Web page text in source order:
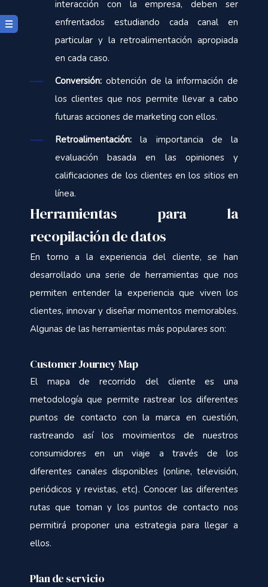
interacción con la empresa, deben ser
enfrentados estudiando cada canal en
particular y la retroalimentación apropiada
en cada caso.
Conversión: obtención de la información de
los clientes que nos permite llevar a cabo
futuras acciones de marketing con ellos.
Retroalimentación: la importancia de la
evaluación basada en las opiniones y
calificaciones de los clientes en los sitios en
línea.
Herramientas para la
recopilación de datos
En torno a la experiencia del cliente, se han
desarrollado una serie de herramientas que nos
permiten entender la experiencia que viven los
clientes, innovar y diseñar momentos memorables.
Algunas de las herramientas más populares son:
Customer Journey Map
El mapa de recorrido del cliente es una
metodología que permite rastrear los diferentes
puntos de contacto con la marca en cuestión,
rastreando así los movimientos de nuestros
consumidores en un viaje a través de los
diferentes canales disponibles (online, televisión,
periódicos y revistas, etc). Conocer las diferentes
rutas que toman y los puntos de contacto nos
permitirá proponer una estrategia para llegar a
ellos.
Plan de servicio